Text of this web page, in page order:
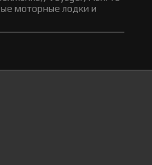
моторные лодки и